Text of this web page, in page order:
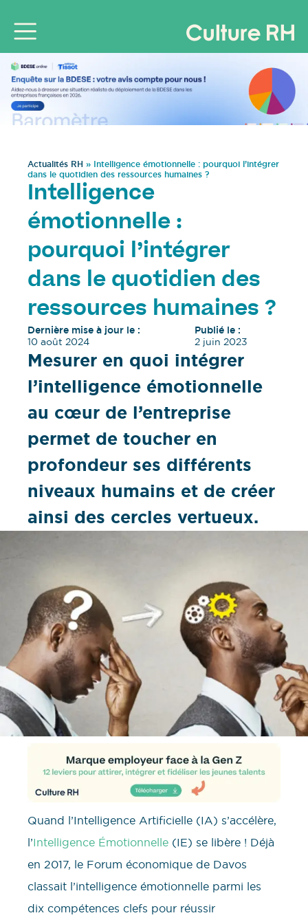
Actualités RH » Intelligence émotionnelle : pourquoi l’intégrer
dans le quotidien des ressources humaines ?
Intelligence
émotionnelle :
pourquoi l’intégrer
dans le quotidien des
ressources humaines ?
Dernière mise à jour le :
10 août 2024
Publié le :
2 juin 2023
Mesurer en quoi intégrer
l’intelligence émotionnelle
au cœur de l’entreprise
permet de toucher en
profondeur ses différents
niveaux humains et de créer
ainsi des cercles vertueux.
Quand l’Intelligence Artificielle (IA) s’accélère,
l’Intelligence Émotionnelle (IE) se libère ! Déjà
en 2017, le Forum économique de Davos
classait l’intelligence émotionnelle parmi les
dix compétences clefs pour réussir